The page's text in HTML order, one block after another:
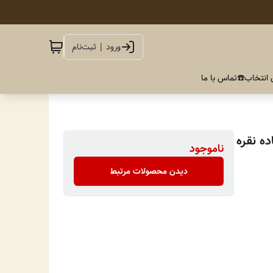
ورود | ثبت‌نام
انتخاب☎️تماس با ما
نقره
ناموجود
دیدن محصولات مرتبط